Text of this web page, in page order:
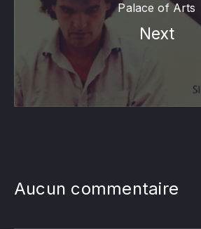
Palace of Arts
Next
Aucun commentaire